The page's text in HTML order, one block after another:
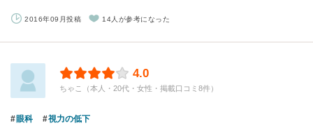
2016年09月投稿 14人が参考になった
4.0
ちゃこ（本人・20代・女性・掲載口コミ8件）
眼科 視力の低下